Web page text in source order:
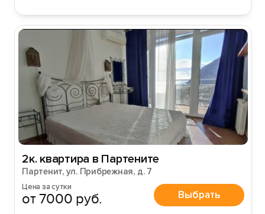
2к. квартира в Партените
Партенит, ул. Прибрежная, д. 7
Цена за сутки
от 7000 руб. Выбрать